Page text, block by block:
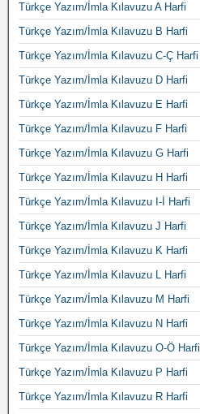
Türkçe Yazım/İmla Kılavuzu A Harfi
Türkçe Yazım/İmla Kılavuzu B Harfi
Türkçe Yazım/İmla Kılavuzu C-Ç Harfi
Türkçe Yazım/İmla Kılavuzu D Harfi
Türkçe Yazım/İmla Kılavuzu E Harfi
Türkçe Yazım/İmla Kılavuzu F Harfi
Türkçe Yazım/İmla Kılavuzu G Harfi
Türkçe Yazım/İmla Kılavuzu H Harfi
Türkçe Yazım/İmla Kılavuzu I-İ Harfi
Türkçe Yazım/İmla Kılavuzu J Harfi
Türkçe Yazım/İmla Kılavuzu K Harfi
Türkçe Yazım/İmla Kılavuzu L Harfi
Türkçe Yazım/İmla Kılavuzu M Harfi
Türkçe Yazım/İmla Kılavuzu N Harfi
Türkçe Yazım/İmla Kılavuzu O-Ö Harfi
Türkçe Yazım/İmla Kılavuzu P Harfi
Türkçe Yazım/İmla Kılavuzu R Harfi